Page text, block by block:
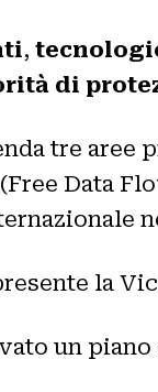
,
di
tre
Data
la
un